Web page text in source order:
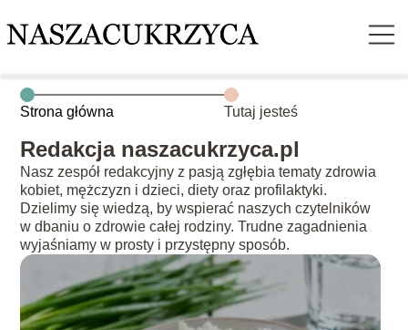
Strona główna Tutaj jesteś
Redakcja naszacukrzyca.pl
Nasz zespół redakcyjny z pasją zgłębia tematy zdrowia
kobiet, mężczyzn i dzieci, diety oraz profilaktyki.
Dzielimy się wiedzą, by wspierać naszych czytelników
w dbaniu o zdrowie całej rodziny. Trudne zagadnienia
wyjaśniamy w prosty i przystępny sposób.